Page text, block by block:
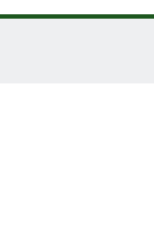
janela)